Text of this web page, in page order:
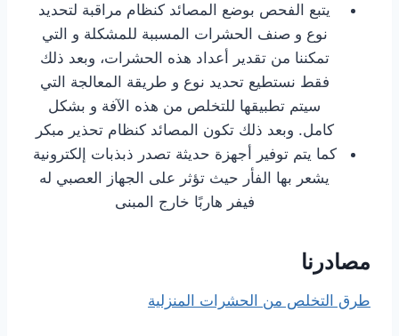
يتبع الفحص بوضع المصائد كنظام مراقبة لتحديد
نوع و صنف الحشرات المسببة للمشكلة و التي
تمكننا من تقدير أعداد هذه الحشرات، وبعد ذلك
فقط نستطيع تحديد نوع و طريقة المعالجة التي
سيتم تطبيقها للتخلص من هذه الآفة و بشكل
كامل. وبعد ذلك تكون المصائد كنظام تحذير مبكر
كما يتم توفير أجهزة حديثة تصدر ذبذبات إلكترونية
يشعر بها الفأر حيث تؤثر على الجهاز العصبي له
فيفر هاربًا خارج المبنى
مصادرنا
طرق التخلص من الحشرات المنزلية